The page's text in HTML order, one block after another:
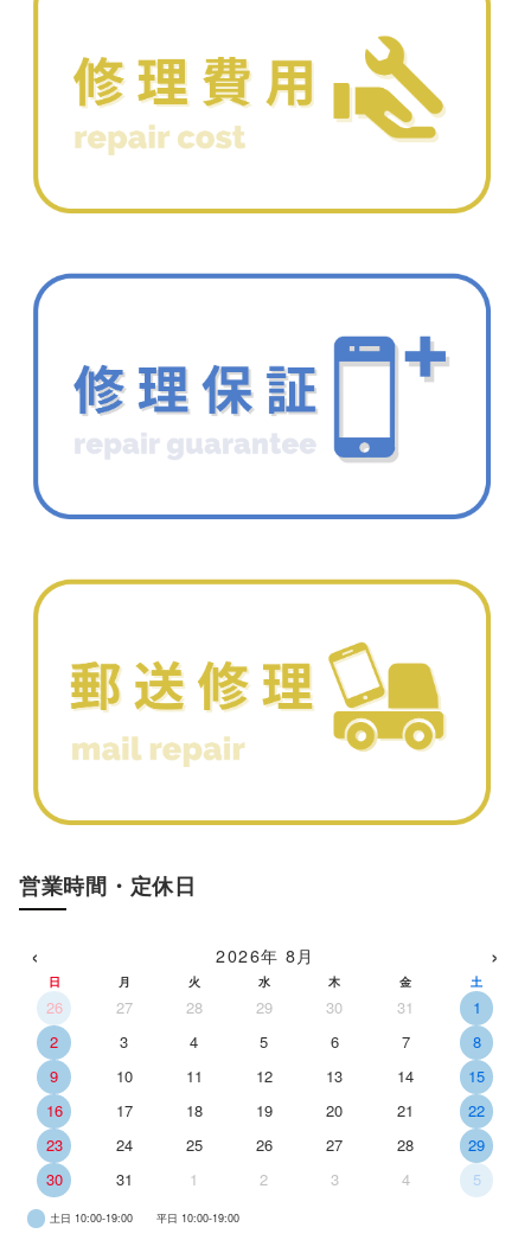
営業時間・定休日
‹ 2026年 8月 ›
日 月 火 水 木 金 土
26 27 28 29 30 31
1
2
3 4 5 6 7
8
9
10 11 12 13 14
15
16
17 18 19 20 21
22
23
24 25 26 27 28
29
30
31 1 2 3 4 5
土日 10:00-19:00 平日 10:00-19:00